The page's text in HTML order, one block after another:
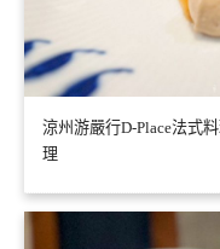
涼州游嚴行D-Place法式
理